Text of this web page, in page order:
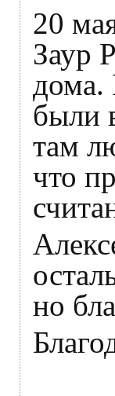
20
Заур
дома.
были
там
что
но